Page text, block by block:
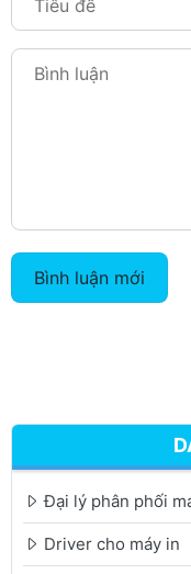
Bình luận mới
Đại lý phân phối
Driver cho máy in